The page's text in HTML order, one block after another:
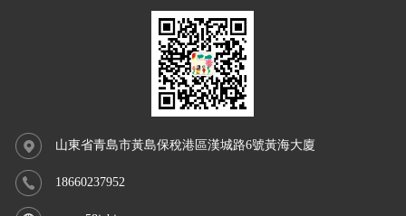
山東省青島市黃島保稅港區漢城路6號黃海大廈
18660237952